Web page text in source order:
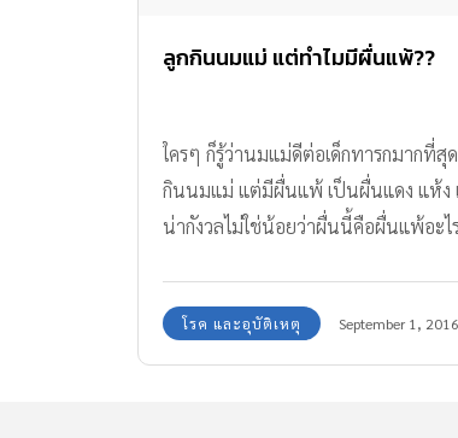
ลูกกินนมแม่ แต่ทำไมมีผื่นแพ้??
ใครๆ ก็รู้ว่านมแม่ดีต่อเด็กทารกมากที่สุ
กินนมแม่ แต่มีผื่นแพ้ เป็นผื่นแดง แห้ง
น่ากังวลไม่ใช่น้อยว่าผื่นนี้คือผื่นแพ้อะไ
โรค และอุบัติเหตุ September 1, 2016